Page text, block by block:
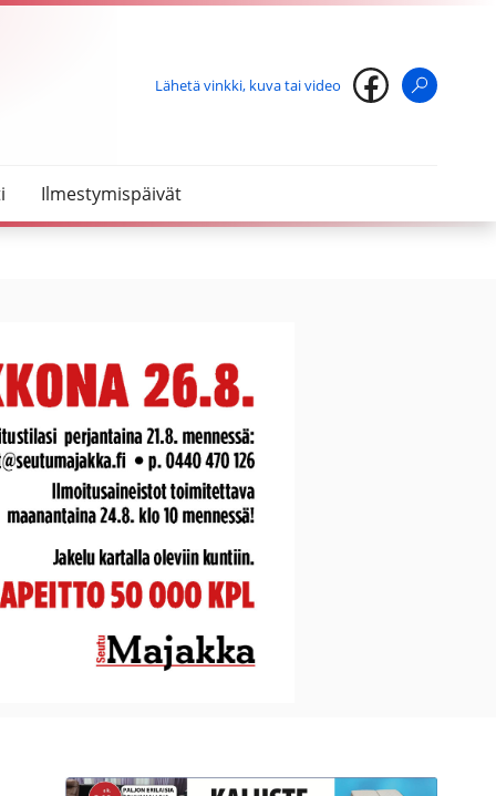
Lähetä vinkki, kuva tai video
Ilmestymispäivät